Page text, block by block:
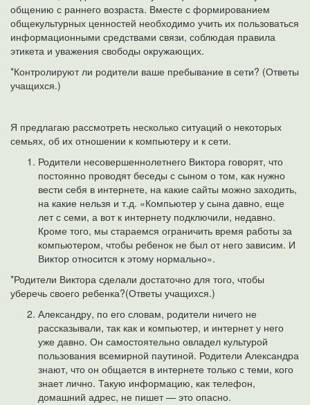
общению с раннего возраста. Вместе с формированием
общекультурных ценностей необходимо учить их пользоваться
информационными средствами связи, соблюдая правила
этикета и уважения свободы окружающих.
*Контролируют ли родители ваше пребывание в сети? (Ответы
учащихся.)
Я предлагаю рассмотреть несколько ситуаций о некоторых
семьях, об их отношении к компьютеру и к сети.
Родители несовершеннолетнего Виктора говорят, что
постоянно проводят беседы с сыном о том, как нужно
вести себя в интернете, на какие сайты можно заходить,
на какие нельзя и т.д. «Компьютер у сына давно, еще
лет с семи, а вот к интернету подключили, недавно.
Кроме того, мы стараемся ограничить время работы за
компьютером, чтобы ребенок не был от него зависим. И
Виктор относится к этому нормально».
*Родители Виктора сделали достаточно для того, чтобы
уберечь своего ребенка?(Ответы учащихся.)
Александру, по его словам, родители ничего не
рассказывали, так как и компьютер, и интернет у него
уже давно. Он самостоятельно овладел культурой
пользования всемирной паутиной. Родители Александра
знают, что он общается в интернете только с теми, кого
знает лично. Такую информацию, как телефон,
домашний адрес, не пишет — это опасно.